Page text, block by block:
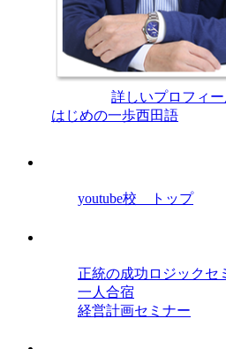
詳しいプロフィ
はじめの一歩西田語
youtube校 トップ
正統の成功ロジックセ
一人合宿
経営計画セミナー